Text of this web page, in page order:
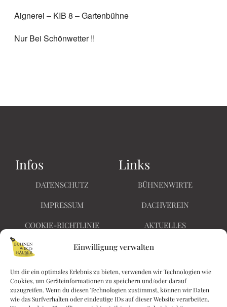
Einwilligung verwalten
Um dir ein optimales Erlebnis zu bieten, verwenden wir Technologien wie
Cookies, um Geräteinformationen zu speichern und/oder darauf
zuzugreifen. Wenn du diesen Technologien zustimmst, können wir Daten
wie das Surfverhalten oder eindeutige IDs auf dieser Website verarbeiten.
Aignerei – KIB 8 – Gartenbühne
Nur Bei Schönwetter !!
Infos
DATENSCHUTZ
IMPRESSUM
COOKIE-RICHTLINIE
BARRIEREFREIHEIT
Links
BÜHNENWIRTE
DACHVEREIN
AKTUELLES
KONTAKT
Kaiserin Elisabethstraße
Nichts